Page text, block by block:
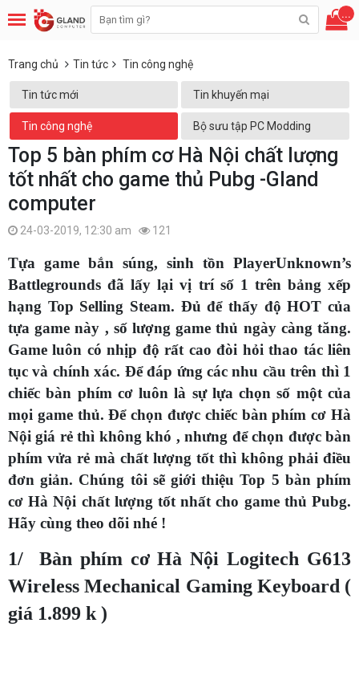
...
Trang chủ Tin tức Tin công nghệ
Tin tức mới Tin khuyến mại
Tin công nghệ Bộ sưu tập PC Modding
Top 5 bàn phím cơ Hà Nội chất lượng
tốt nhất cho game thủ Pubg -Gland
computer
24-03-2019, 12:30 am 121
Tựa game bắn súng, sinh tồn PlayerUnknown’s
Battlegrounds đã lấy lại vị trí số 1 trên bảng xếp
hạng Top Selling Steam. Đủ để thấy độ HOT của
tựa game này , số lượng game thủ ngày càng tăng.
Game luôn có nhịp độ rất cao đòi hỏi thao tác liên
tục và chính xác. Để đáp ứng các nhu cầu trên thì 1
chiếc bàn phím cơ luôn là sự lựa chọn số một của
mọi game thủ. Để chọn được chiếc bàn phím cơ Hà
Nội giá rẻ thì không khó , nhưng để chọn được bàn
phím vửa rẻ mà chất lượng tốt thì không phải điều
đơn giản. Chúng tôi sẽ giới thiệu Top 5 bàn phím
cơ Hà Nội chất lượng tốt nhất cho game thủ Pubg.
Hãy cùng theo dõi nhé !
1/ Bàn phím cơ Hà Nội Logitech G613
Wireless Mechanical Gaming Keyboard (
giá 1.899 k )